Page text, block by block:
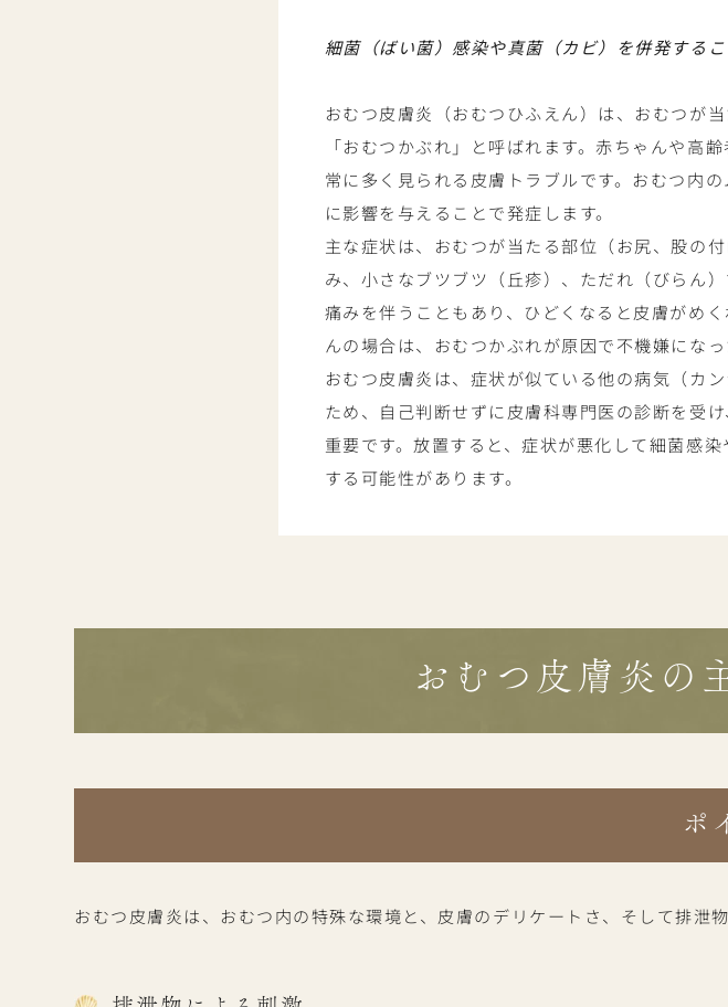
細菌（ばい菌）感染や真菌（カビ）を併発するこ
おむつ皮膚炎（おむつひふえん）は、おむつが
「おむつかぶれ」と呼ばれます。赤ちゃんや高
常に多く見られる皮膚トラブルです。おむつ内
に影響を与えることで発症します。
主な症状は、おむつが当たる部位（お尻、股の
み、小さなブツブツ（丘疹）、ただれ（びらん
痛みを伴うこともあり、ひどくなると皮膚がめ
んの場合は、おむつかぶれが原因で不機嫌にな
おむつ皮膚炎は、症状が似ている他の病気（カ
ため、自己判断せずに皮膚科専門医の診断を受
重要です。放置すると、症状が悪化して細菌感
する可能性があります。
おむつ皮膚炎の
ポ
おむつ皮膚炎は、おむつ内の特殊な環境と、皮膚のデリケートさ、そして排泄